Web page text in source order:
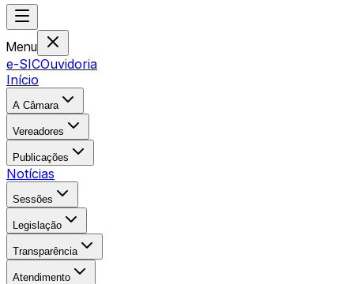
Menu
e-SICOuvidoria
Início
A Câmara
Vereadores
Publicações
Notícias
Sessões
Legislação
Transparência
Atendimento